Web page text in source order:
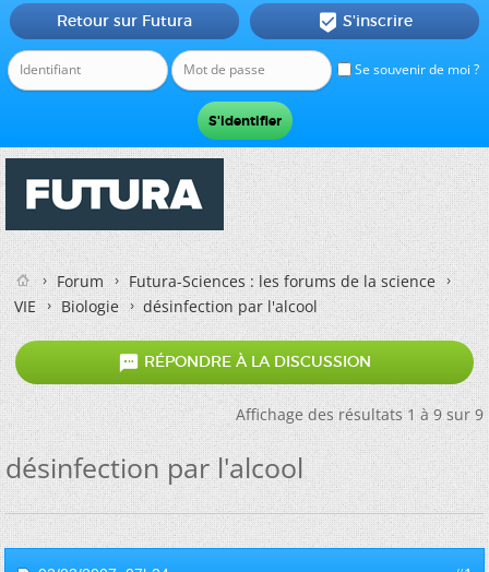
Se souvenir de moi ?
Retour sur Futura  S'inscrire
Forum
Futura-Sciences : les forums de la science
VIE
Biologie désinfection par l'alcool
 RÉPONDRE À LA DISCUSSION
Affichage des résultats 1 à 9 sur 9
désinfection par l'alcool